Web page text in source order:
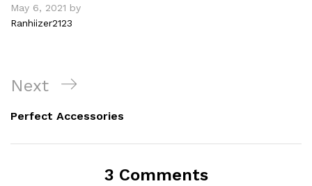
May 6, 2021 by
Ranhiizer2123
Post
navigation
Next
Post
Next
Perfect Accessories
3 Comments